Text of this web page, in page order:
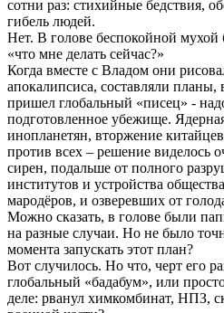
сотни раз: стихийные бедствия,
гибель людей.
Нет. В голове беспокойной мухой
«что мне делать сейчас?»
Когда вместе с Владом они
апокалипсиса, составляли
пришел глобальный «писец» -
подготовленное убежище.
инопланетян, вторжение
против всех – решение виделось
сирен, подальше от полного
институтов и устройства
мародёров, и озверевших от
Можно сказать, в голове были
на разные случаи. Но не было
момента запускать этот план?
Вот случилось. Но что, черт его
глобальный «бадабум», или
деле: рванул химкомбинат, НПЗ,